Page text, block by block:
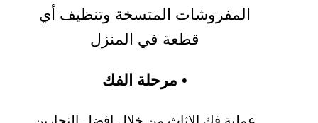
المفروشات المتسخة وتنظيف أي
قطعة في المنزل
• مرحلة الفك